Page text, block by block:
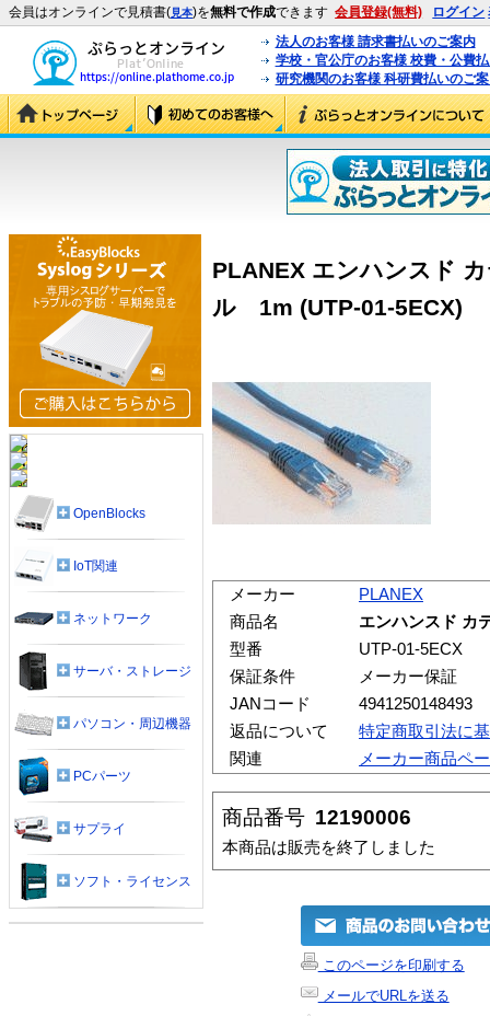
会員はオンラインで見積書(見本)を無料で作成できます 会員登録(無料) ログイン
法人のお客様 請求書払いのご案内
学校・官公庁のお客様 校費・公費
研究機関のお客様 科研費払いのご
PLANEX エンハンスド
ル 1m (UTP-01-5ECX)
メーカー
PLANEX
商品名
エンハンスド カ
型番
UTP-01-5ECX
保証条件
メーカー保証
JANコード
4941250148493
返品について
特定商取引法に
関連
メーカー商品ペ
商品番号 12190006
本商品は販売を終了しました
このページを印刷する
メールでURLを送る
OpenBlocks
IoT関連
ネットワーク
サーバ・ストレージ
パソコン・周辺機器
PCパーツ
サプライ
ソフト・ライセンス